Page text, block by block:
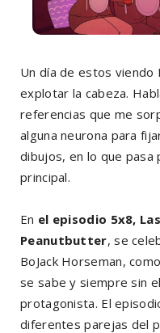
Un día de estos viendo
explotar la cabeza.
referencias que me
alguna neurona para
dibujos, en lo que
principal.
En el episodio 5x8,
Peanutbutter, se
BoJack Horseman,
se sabe y siempre sin
protagonista. El
diferentes parejas del